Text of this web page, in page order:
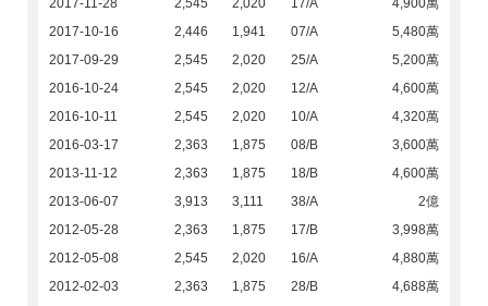
2017-11-28 2,545 2,020 17/A
4,900萬
2017-10-16
2,446 1,941 07/A
5,480萬
2017-09-29
2,545 2,020 25/A
5,200萬
2016-10-24
2,545 2,020 12/A
4,600萬
2016-10-11
2,545 2,020 10/A
4,320萬
2016-03-17
2,363 1,875 08/B
3,600萬
2013-11-12
2,363 1,875 18/B
4,600萬
2013-06-07
3,913 3,111 38/A
2億
2012-05-28
2,363 1,875 17/B
3,998萬
2012-05-08
2,545 2,020 16/A
4,880萬
2012-02-03
2,363 1,875 28/B
4,688萬